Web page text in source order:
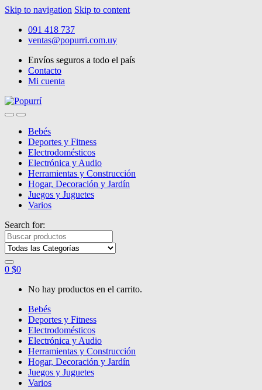
Skip to navigation Skip to content
091 418 737
ventas@popurri.com.uy
Envíos seguros a todo el país
Contacto
Mi cuenta
Bebés
Deportes y Fitness
Electrodomésticos
Electrónica y Audio
Herramientas y Construcción
Hogar, Decoración y Jardín
Juegos y Juguetes
Varios
Search for:
0 $0
No hay productos en el carrito.
Bebés
Deportes y Fitness
Electrodomésticos
Electrónica y Audio
Herramientas y Construcción
Hogar, Decoración y Jardín
Juegos y Juguetes
Varios